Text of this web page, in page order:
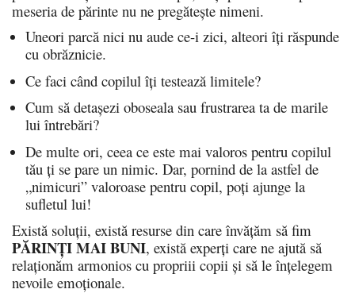
meseria de părinte nu ne pregătește nimeni.
Uneori parcă nici nu aude ce-i zici, alteori îți răspunde
cu obrăznicie.
Ce faci când copilul îți testează limitele?
Cum să detașezi oboseala sau frustrarea ta de marile
lui întrebări?
De multe ori, ceea ce este mai valoros pentru copilul
tău ți se pare un nimic. Dar, pornind de la astfel de
„nimicuri” valoroase pentru copil, poți ajunge la
sufletul lui!
Există soluții, există resurse din care învățăm să fim
PĂRINȚI MAI BUNI, există experți care ne ajută să
relaționăm armonios cu propriii copii și să le înțelegem
nevoile emoționale.